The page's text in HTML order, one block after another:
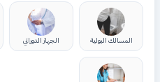
المسالك البولية الجهاز الدوراني